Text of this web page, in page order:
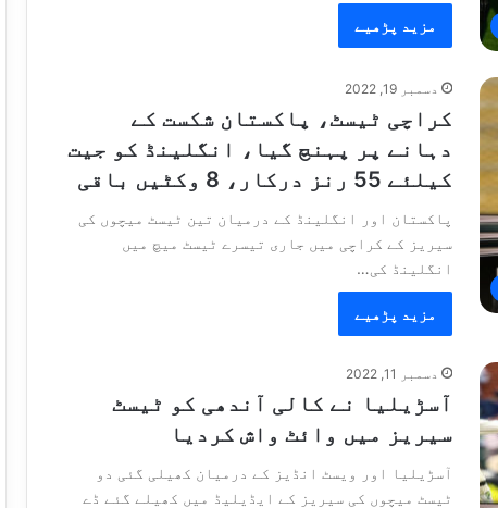
مزید پڑھیے
دسمبر 19, 2022
کراچی ٹیسٹ، پاکستان شکست کے
دہانے پر پہنچ گیا، انگلینڈ کو جیت
کیلئے 55 رنز درکار، 8 وکٹیں باقی
پاکستان اور انگلینڈ کے درمیان تین ٹیسٹ میچوں کی
سیریز کے کراچی میں جاری تیسرے ٹیسٹ میچ میں
انگلینڈ کی…
مزید پڑھیے
دسمبر 11, 2022
آسڑیلیا نے کالی آندھی کو ٹیسٹ
سیریز میں وائٹ واش کردیا
آسڑیلیا اور ویسٹ انڈیز کے درمیان کھیلی گئی دو
ٹیسٹ میچوں کی سیریز کے ایڈیلیڈ میں کھیلے گئے ڈے